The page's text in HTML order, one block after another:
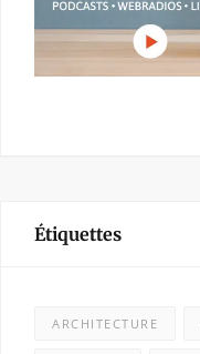
Étiquettes
ARCHITECTURE